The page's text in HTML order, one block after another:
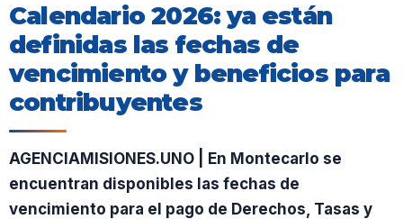
Calendario 2026: ya están
definidas las fechas de
vencimiento y beneficios para
contribuyentes
AGENCIAMISIONES.UNO | En Montecarlo se
encuentran disponibles las fechas de
vencimiento para el pago de Derechos, Tasas y